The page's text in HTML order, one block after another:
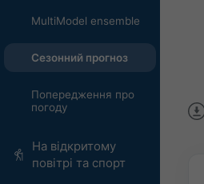
MultiModel ensemble
Сезонний прогноз
Попередження про
погоду
На відкритому
повітрі та спорт